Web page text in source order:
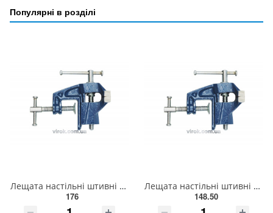
Популярні в розділі
Лещата настільні штивні VOREL, 40мм [12/48] 36004
176
Лещата настільні штивні VOREL, 25 мм [15/60] 36000
148.50